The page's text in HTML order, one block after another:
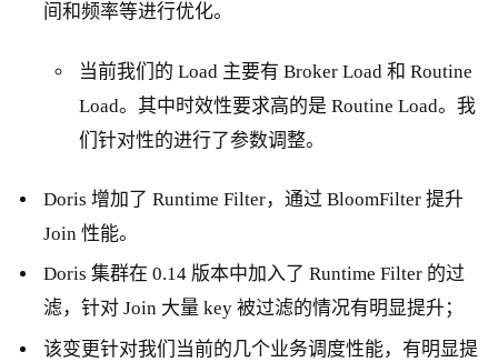
间和频率等进行优化。
当前我们的 Load 主要有 Broker Load 和 Routine
Load。其中时效性要求高的是 Routine Load。我
们针对性的进行了参数调整。
Doris 增加了 Runtime Filter，通过 BloomFilter 提升
Join 性能。
Doris 集群在 0.14 版本中加入了 Runtime Filter 的过
滤，针对 Join 大量 key 被过滤的情况有明显提升；
该变更针对我们当前的几个业务调度性能，有明显提